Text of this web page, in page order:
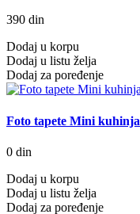
390 din
Dodaj u korpu
Dodaj u listu želja
Dodaj za poređenje
Foto tapete Mini kuhinja
0 din
Dodaj u korpu
Dodaj u listu želja
Dodaj za poređenje